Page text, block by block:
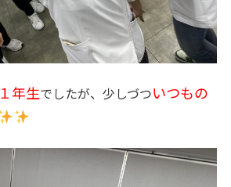
１年生でしたが、少しづついつもの